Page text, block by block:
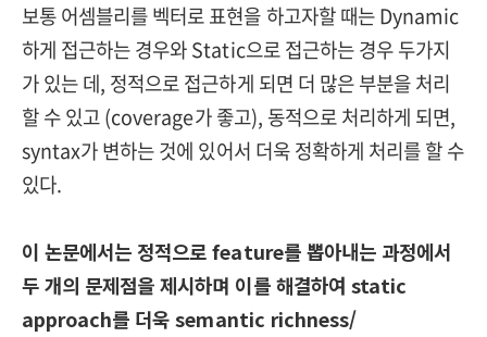
보통 어셈블리를 벡터로 표현을 하고자할 때는 Dynamic
하게 접근하는 경우와 Static으로 접근하는 경우 두가지
가 있는 데, 정적으로 접근하게 되면 더 많은 부분을 처리
할 수 있고 (coverage가 좋고), 동적으로 처리하게 되면,
syntax가 변하는 것에 있어서 더욱 정확하게 처리를 할 수
있다.
이 논문에서는 정적으로 feature를 뽑아내는 과정에서
두 개의 문제점을 제시하며 이를 해결하여 static
approach를 더욱 semantic richness/